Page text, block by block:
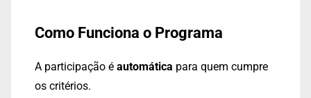
Como Funciona o Programa
A participação é automática para quem cumpre
os critérios.